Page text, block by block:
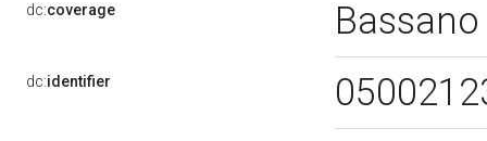
dc:coverage
dc:identifier